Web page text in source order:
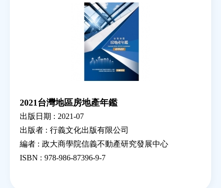
2021台灣地區房地產年鑑
出版日期 : 2021-07
出版者 : 行義文化出版有限公司
編者 : 政大商學院信義不動產研究發展中心
ISBN : 978-986-87396-9-7